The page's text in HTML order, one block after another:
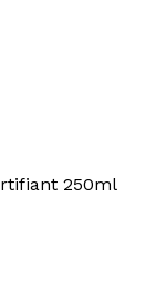
250ml